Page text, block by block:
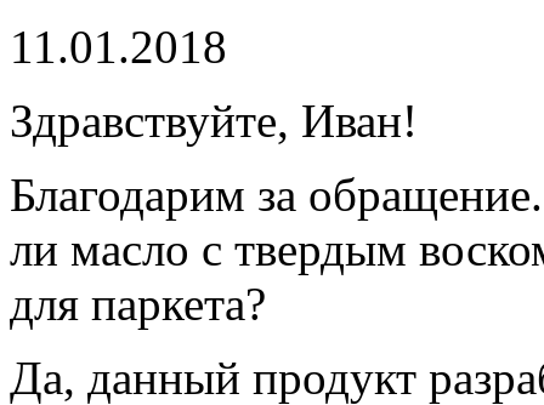
11.01.2018
Здравствуйте, Иван!
Благодарим за
ли масло с твердым
для паркета?
Да, данный продукт